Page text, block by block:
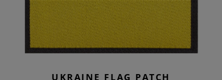
UKRAINE FLAG PATCH